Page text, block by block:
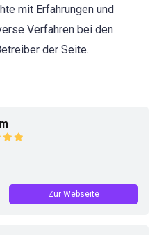
mit Erfahrungen und
Verfahren bei den
der Seite.
Zur Webseite